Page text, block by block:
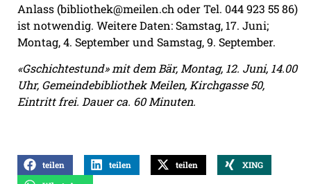
Anlass (bibliothek@meilen.ch oder Tel. 044 923 55 86)
ist notwendig. Weitere Daten: Samstag, 17. Juni;
Montag, 4. September und Samstag, 9. September.
«Gschichtestund» mit dem Bär, Montag, 12. Juni, 14.00
Uhr, Gemeindebibliothek Meilen, Kirchgasse 50,
Eintritt frei. Dauer ca. 60 Minuten.
teilen teilen teilen
XING